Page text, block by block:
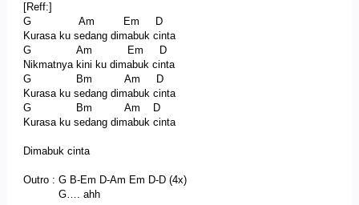
[Reff:]
G Am Em D
Kurasa ku sedang dimabuk cinta
G Am Em D
Nikmatnya kini ku dimabuk cinta
G Bm Am D
Kurasa ku sedang dimabuk cinta
G Bm Am D
Kurasa ku sedang dimabuk cinta
Dimabuk cinta
Outro : G B-Em D-Am Em D-D (4x)
G…. ahh